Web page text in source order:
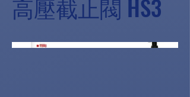
高壓截止閥 HS3